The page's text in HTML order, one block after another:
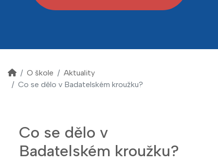
O škole
Aktuality
Co se dělo v Badatelském kroužku?
Co se dělo v
Badatelském kroužku?